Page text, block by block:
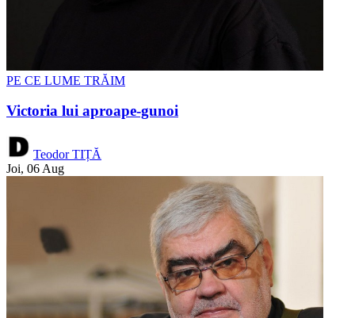
PE CE LUME TRĂIM
Victoria lui aproape-gunoi
Teodor TIȚĂ
Joi, 06 Aug